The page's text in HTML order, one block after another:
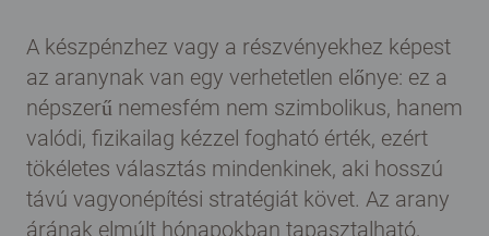
A készpénzhez vagy a részvényekhez képest
az aranynak van egy verhetetlen előnye: ez a
népszerű nemesfém nem szimbolikus, hanem
valódi, fizikailag kézzel fogható érték, ezért
tökéletes választás mindenkinek, aki hosszú
távú vagyonépítési stratégiát követ. Az arany
árának elmúlt hónapokban tapasztalható,